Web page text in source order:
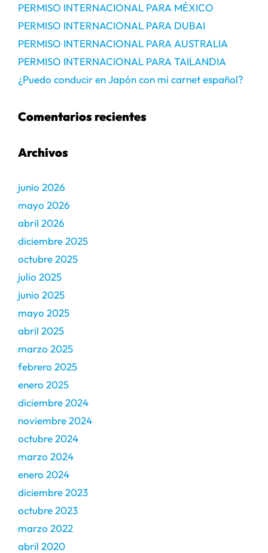
PERMISO INTERNACIONAL PARA MÉXICO
PERMISO INTERNACIONAL PARA DUBAI
PERMISO INTERNACIONAL PARA AUSTRALIA
PERMISO INTERNACIONAL PARA TAILANDIA
¿Puedo conducir en Japón con mi carnet español?
Comentarios recientes
Archivos
junio 2026
mayo 2026
abril 2026
diciembre 2025
octubre 2025
julio 2025
junio 2025
mayo 2025
abril 2025
marzo 2025
febrero 2025
enero 2025
diciembre 2024
noviembre 2024
octubre 2024
marzo 2024
enero 2024
diciembre 2023
octubre 2023
marzo 2022
abril 2020